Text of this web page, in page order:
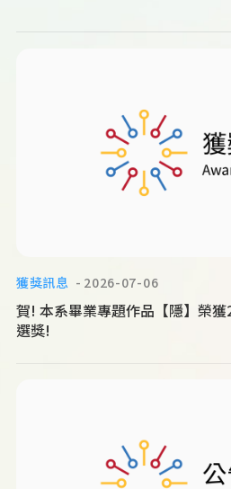
獲獎訊息 2026-07-06
賀! 本系畢業專題作品【隱】榮
選獎!